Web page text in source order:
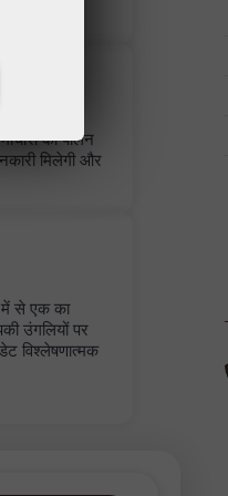
का पालन
मिलेगी और
से एक का
उंगलियों पर
विश्लेषणात्मक